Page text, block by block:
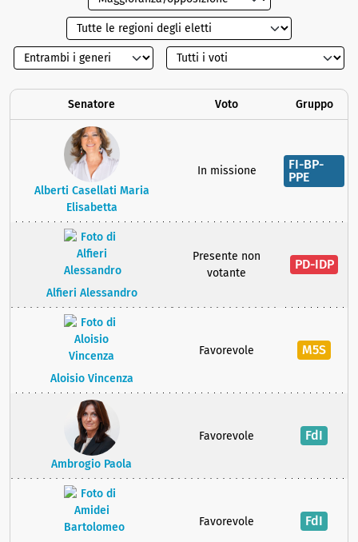
Senatore Voto Gruppo
Alberti Casellati Maria
Elisabetta
In missione
FI-BP-
PPE
Alfieri Alessandro
Presente non
votante
PD-IDP
Aloisio Vincenza
Favorevole M5S
Ambrogio Paola
Favorevole FdI
Favorevole FdI